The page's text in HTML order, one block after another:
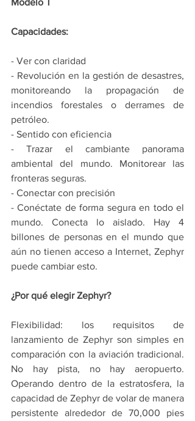
Capacidades:
- Ver con claridad
- Revolución en la gestión de desastres,
monitoreando la propagación de
incendios forestales o derrames de
petróleo.
- Sentido con eficiencia
- Trazar el cambiante panorama
ambiental del mundo. Monitorear las
fronteras seguras.
- Conectar con precisión
- Conéctate de forma segura en todo el
mundo. Conecta lo aislado. Hay 4
billones de personas en el mundo que
aún no tienen acceso a Internet, Zephyr
puede cambiar esto.
¿Por qué elegir Zephyr?
Flexibilidad: los requisitos de
lanzamiento de Zephyr son simples en
comparación con la aviación tradicional.
No hay pista, no hay aeropuerto.
Operando dentro de la estratosfera, la
capacidad de Zephyr de volar de manera
persistente alrededor de 70,000 pies